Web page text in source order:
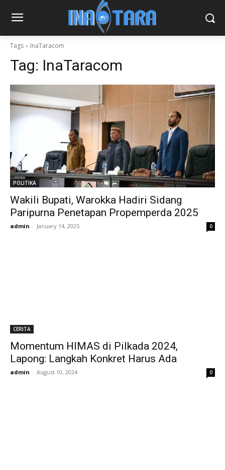
Tags InaTaracom
Tag: InaTaracom
POLITIKA
Wakili Bupati, Warokka Hadiri Sidang
Paripurna Penetapan Propemperda 2025
admin - January 14, 2025 0
CERITA
Momentum HIMAS di Pilkada 2024,
Lapong: Langkah Konkret Harus Ada
admin - August 10, 2024 0